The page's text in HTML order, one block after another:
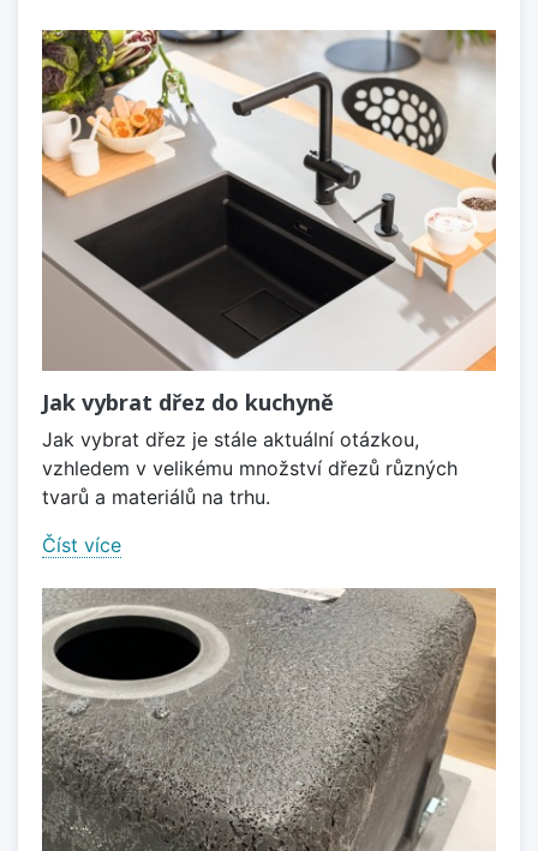
Jak vybrat dřez do kuchyně
Jak vybrat dřez je stále aktuální otázkou,
vzhledem v velikému množství dřezů různých
tvarů a materiálů na trhu.
Číst více